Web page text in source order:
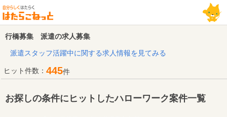
行橋募集 派遣の求人募集
派遣スタッフ活躍中に関する求人情報を見てみる
ヒット件数： 445件
お探しの条件にヒットしたハローワーク案件一覧